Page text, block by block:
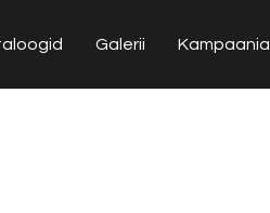
Galerii Kampaania